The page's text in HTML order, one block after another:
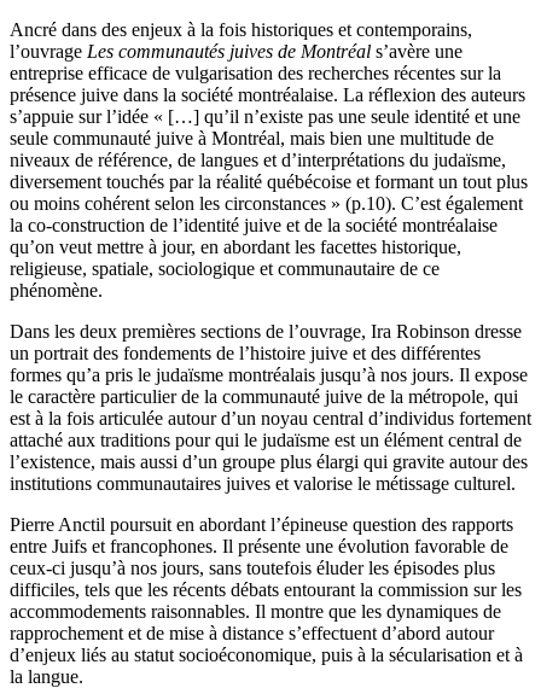
Ancré dans des enjeux à la fois historiques et contemporains,
l’ouvrage Les communautés juives de Montréal s’avère une
entreprise efficace de vulgarisation des recherches récentes sur la
présence juive dans la société montréalaise. La réflexion des auteurs
s’appuie sur l’idée « […] qu’il n’existe pas une seule identité et une
seule communauté juive à Montréal, mais bien une multitude de
niveaux de référence, de langues et d’interprétations du judaïsme,
diversement touchés par la réalité québécoise et formant un tout plus
ou moins cohérent selon les circonstances » (p.10). C’est également
la co-construction de l’identité juive et de la société montréalaise
qu’on veut mettre à jour, en abordant les facettes historique,
religieuse, spatiale, sociologique et communautaire de ce
phénomène.
Dans les deux premières sections de l’ouvrage, Ira Robinson dresse
un portrait des fondements de l’histoire juive et des différentes
formes qu’a pris le judaïsme montréalais jusqu’à nos jours. Il expose
le caractère particulier de la communauté juive de la métropole, qui
est à la fois articulée autour d’un noyau central d’individus fortement
attaché aux traditions pour qui le judaïsme est un élément central de
l’existence, mais aussi d’un groupe plus élargi qui gravite autour des
institutions communautaires juives et valorise le métissage culturel.
Pierre Anctil poursuit en abordant l’épineuse question des rapports
entre Juifs et francophones. Il présente une évolution favorable de
ceux-ci jusqu’à nos jours, sans toutefois éluder les épisodes plus
difficiles, tels que les récents débats entourant la commission sur les
accommodements raisonnables. Il montre que les dynamiques de
rapprochement et de mise à distance s’effectuent d’abord autour
d’enjeux liés au statut socioéconomique, puis à la sécularisation et à
la langue.